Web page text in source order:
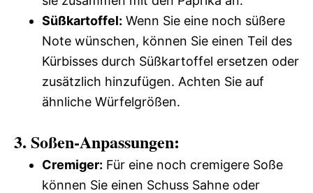
Süßkartoffel: Wenn Sie eine noch süßere
Note wünschen, können Sie einen Teil des
Kürbisses durch Süßkartoffel ersetzen oder
zusätzlich hinzufügen. Achten Sie auf
ähnliche Würfelgrößen.
3. Soßen-Anpassungen:
Cremiger: Für eine noch cremigere Soße
können Sie einen Schuss Sahne oder